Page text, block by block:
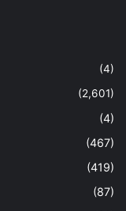
(4)
(2,601)
(4)
(467)
(419)
(87)